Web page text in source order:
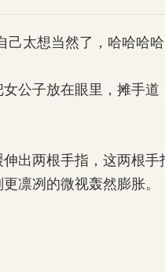
太想当然了，哈哈哈
子放在眼里，摊手道
两根手指，这两根手
凛冽的微视轰然膨胀。